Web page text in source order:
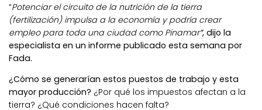
“Potenciar el circuito de la nutrición de la tierra
(fertilización) impulsa a la economía y podría crear
empleo para toda una ciudad como Pinamar”, dijo la
especialista en un informe publicado esta semana por
Fada.
¿Cómo se generarían estos puestos de trabajo y esta
mayor producción? ¿Por qué los impuestos afectan a la
tierra? ¿Qué condiciones hacen falta?